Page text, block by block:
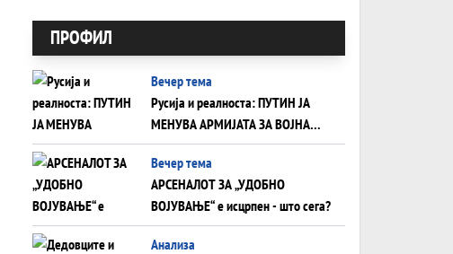
ПРОФИЛ
Вечер тема
Русија и реалноста: ПУТИН ЈА
МЕНУВА АРМИЈАТА ЗА ВОЈНА
ШТО ОСТАНУВА БЕЗ ФРОНТ
Вечер тема
АРСЕНАЛОТ ЗА „УДОБНО
ВОЈУВАЊЕ“ е исцрпен - што сега?
Анализа